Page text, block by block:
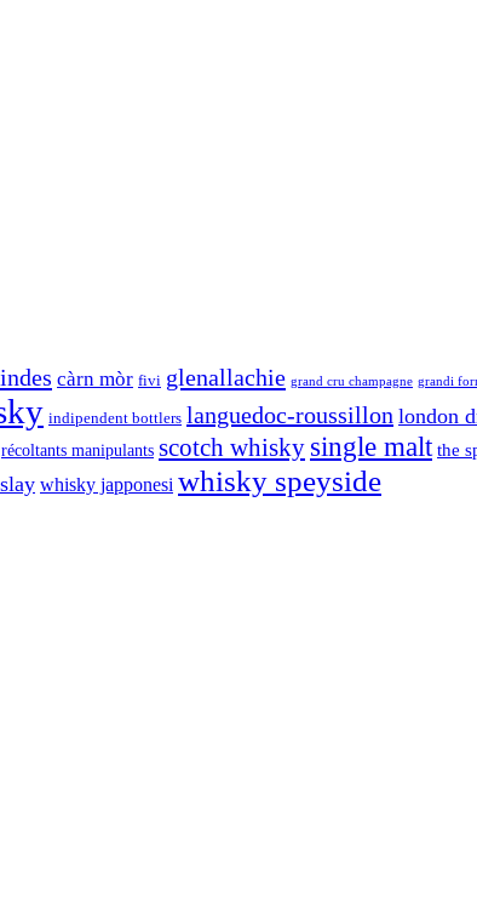
càrn mòr fivi glenallachie grand cru champagne grandi
indipendent bottlers languedoc-roussillon london
récoltants manipulants scotch whisky single malt the
whisky japponesi whisky speyside